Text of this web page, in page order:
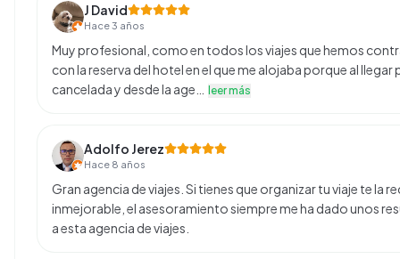
J David
Hace 3 años
Muy profesional, como en todos los viajes que hemos
con la reserva del hotel en el que me alojaba porque al
cancelada y desde la age…
leer más
Adolfo Jerez
Hace 8 años
Gran agencia de viajes. Si tienes que organizar tu viaje te la
inmejorable, el asesoramiento siempre me ha dado unos
a esta agencia de viajes.